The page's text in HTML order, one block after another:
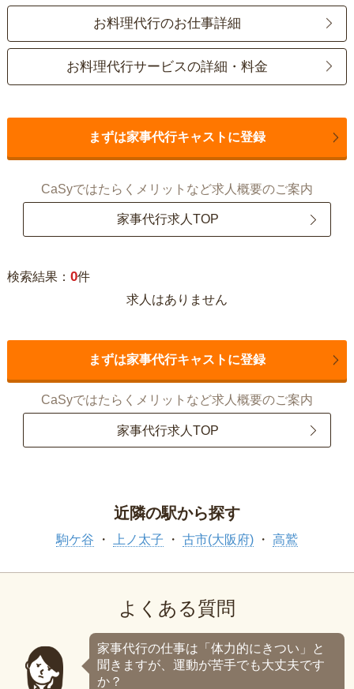
お料理代行のお仕事詳細
お料理代行サービスの詳細・料金
まずは家事代行キャストに登録
CaSyではたらくメリットなど求人概要のご案内
家事代行求人TOP
検索結果： 0件
求人はありません
まずは家事代行キャストに登録
CaSyではたらくメリットなど求人概要のご案内
家事代行求人TOP
近隣の駅から探す
駒ケ谷 上ノ太子 古市(大阪府) 高鷲
よくある質問
家事代行の仕事は「体力的にきつい」と
聞きますが、運動が苦手でも大丈夫です
か？